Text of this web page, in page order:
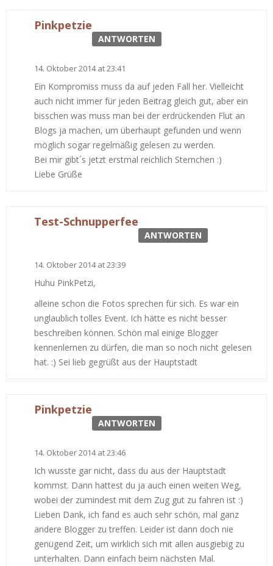
Pinkpetzie
ANTWORTEN
14. Oktober 2014 at 23:41
Ein Kompromiss muss da auf jeden Fall her. Vielleicht
auch nicht immer für jeden Beitrag gleich gut, aber ein
bisschen was muss man bei der erdrückenden Flut an
Blogs ja machen, um überhaupt gefunden und wenn
möglich sogar regelmäßig gelesen zu werden.
Bei mir gibt´s jetzt erstmal reichlich Sternchen :)
Liebe Grüße
Test-Schnupperfee
ANTWORTEN
14. Oktober 2014 at 23:39
Huhu PinkPetzi,
alleine schon die Fotos sprechen für sich. Es war ein
unglaublich tolles Event. Ich hätte es nicht besser
beschreiben können. Schön mal einige Blogger
kennenlernen zu dürfen, die man so noch nicht gelesen
hat. :) Sei lieb gegrüßt aus der Hauptstadt
Pinkpetzie
ANTWORTEN
14. Oktober 2014 at 23:46
Ich wusste gar nicht, dass du aus der Hauptstadt
kommst. Dann hattest du ja auch einen weiten Weg,
wobei der zumindest mit dem Zug gut zu fahren ist :)
Lieben Dank, ich fand es auch sehr schön, mal ganz
andere Blogger zu treffen. Leider ist dann doch nie
genügend Zeit, um wirklich sich mit allen ausgiebig zu
unterhalten. Dann einfach beim nächsten Mal.